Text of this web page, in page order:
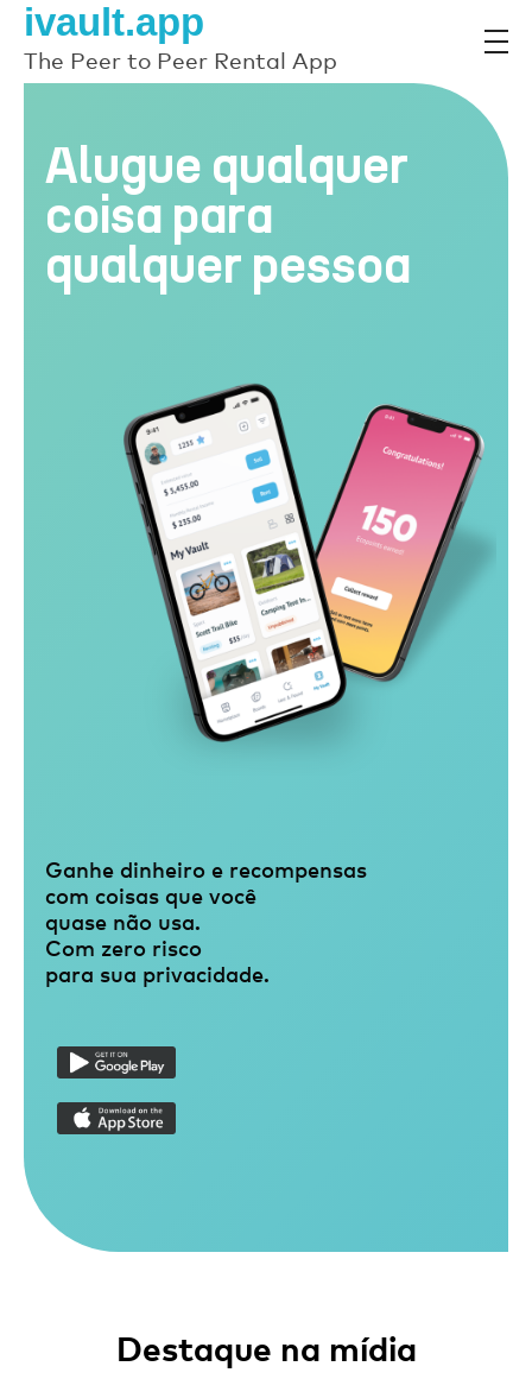
ivault.app
The Peer to Peer Rental App
Alugue qualquer
coisa para
qualquer pessoa
Ganhe dinheiro e recompensas
com coisas que você
quase não usa.
Com zero risco
para sua privacidade.
Destaque na mídia